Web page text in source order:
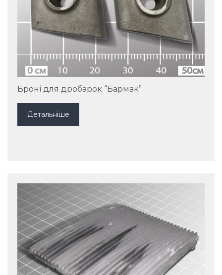
Броні для дробарок “Бармак”
Детальніше